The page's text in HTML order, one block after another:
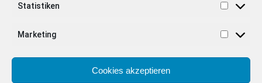
Statistiken
Marketing
Cookies akzeptieren